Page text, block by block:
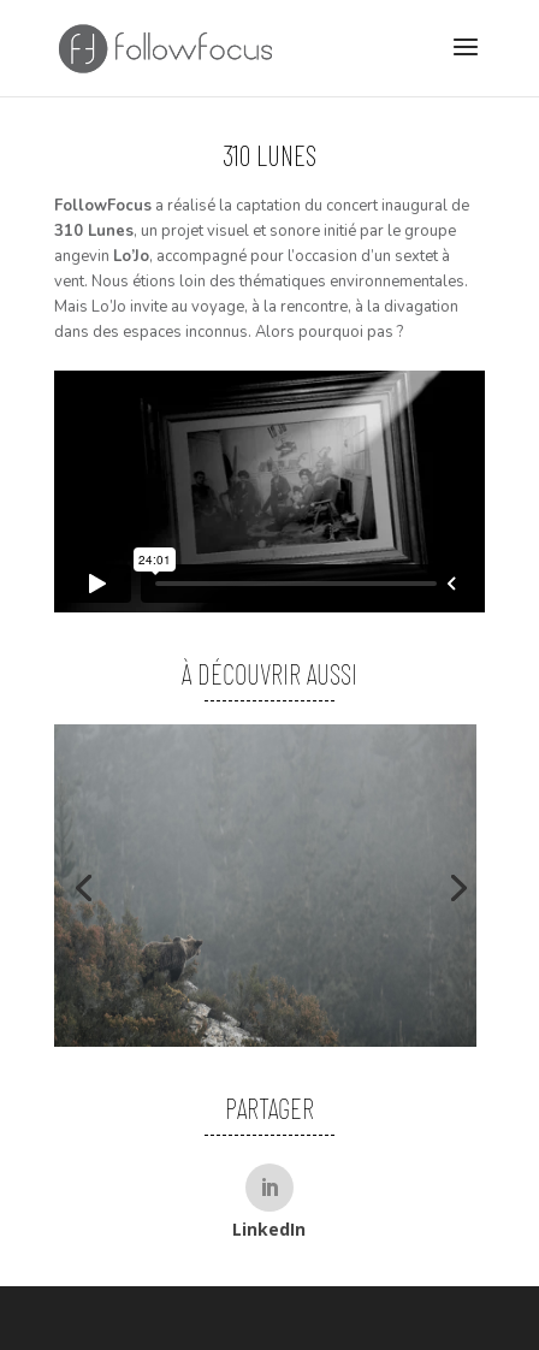
310 LUNES
FollowFocusa réalisé la captation du concert inaugural de
310 Lunes, un projet visuel et sonore initié par le groupe
angevin Lo’Jo, accompagné pour l’occasion d’un sextet à
vent. Nous étions loin des thématiques environnementales.
Mais Lo’Jo invite au voyage, à la rencontre, à la divagation
dans des espaces inconnus. Alors pourquoi pas ?
À DÉCOUVRIR AUSSI
PARTAGER
LinkedIn